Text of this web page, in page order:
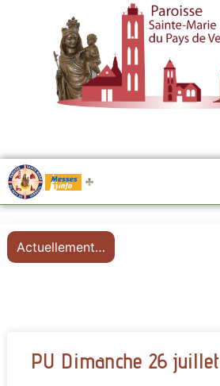
Messes
Actuellement…
PU Dimanche 26 juillet